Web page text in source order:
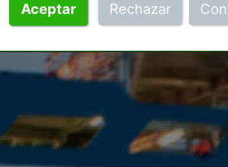
Aceptar Rechazar